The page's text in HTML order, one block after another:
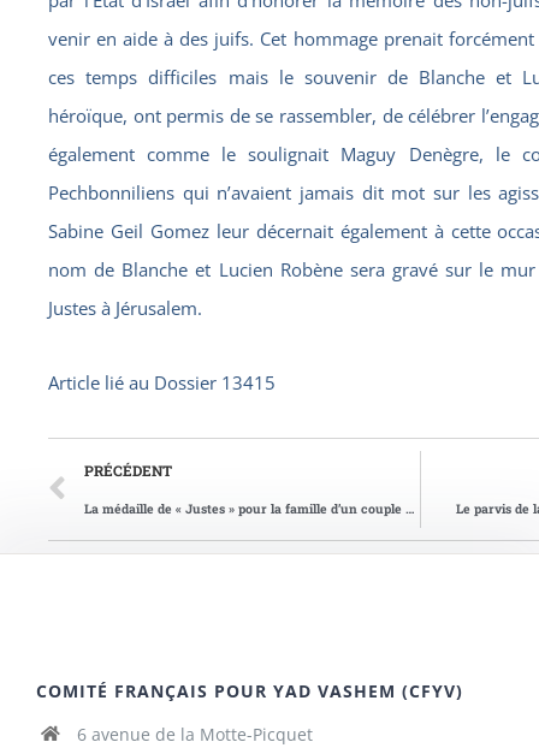
venir en aide à des juifs. Cet hommage prenait
ces temps difficiles mais le souvenir de Blanche et
héroïque, ont permis de se rassembler, de célébrer
également comme le soulignait Maguy Denègre, le
Pechbonniliens qui n’avaient jamais dit mot sur les
Sabine Geil Gomez leur décernait également à cette
nom de Blanche et Lucien Robène sera gravé sur le
Justes à Jérusalem.
Article lié au Dossier 13415
PRÉCÉDENT
La médaille de « Justes » pour la famille d’un couple parisien Le parvis de
COMITÉ FRANÇAIS POUR YAD VASHEM (CFYV)
6 avenue de la Motte-Picquet